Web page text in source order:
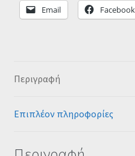
Email Facebook
Περιγραφή
Επιπλέον πληροφορίες